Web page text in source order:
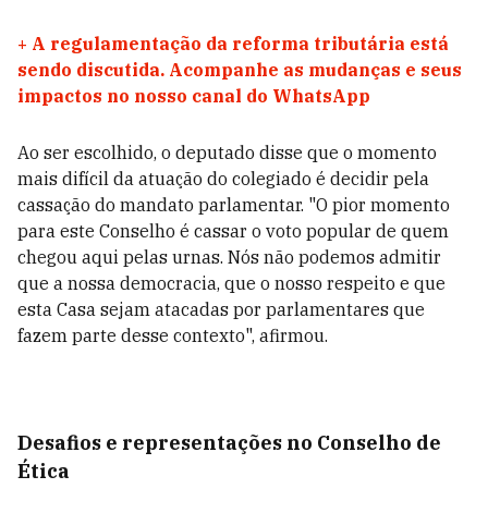
+ A regulamentação da reforma tributária está
sendo discutida. Acompanhe as mudanças e seus
impactos no nosso canal do WhatsApp
Ao ser escolhido, o deputado disse que o momento
mais difícil da atuação do colegiado é decidir pela
cassação do mandato parlamentar. "O pior momento
para este Conselho é cassar o voto popular de quem
chegou aqui pelas urnas. Nós não podemos admitir
que a nossa democracia, que o nosso respeito e que
esta Casa sejam atacadas por parlamentares que
fazem parte desse contexto", afirmou.
Desafios e representações no Conselho de
Ética